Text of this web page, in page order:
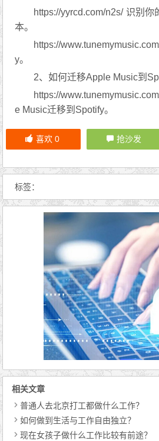
https://yyrcd.com/n2s/ 识别
本。
https://
y。
2、如何迁移Apple Music到
https://
e Music迁移到Spotify。
喜欢 0 抢沙发
标签：
相关文章
普通人去北京打工都做什么工作？
如何做到生活与工作自由独立？
现在女孩子做什么工作比较有前途？